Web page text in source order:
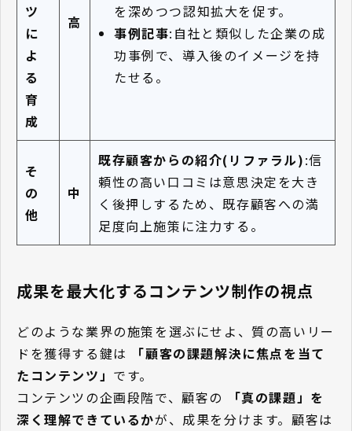
ツ
に
よ
る
育
成
高
を深めつつ認知拡大を促す。
事例記事:自社と類似した企業の成
功事例で、導入後のイメージを持
たせる。
そ
の
他
中
既存顧客からの紹介(リファラル):信
頼性の高い口コミは意思決定を大き
く後押しするため、既存顧客への満
足度向上施策に注力する。
成果を最大化するコンテンツ制作の視点
どのような業界の施策を選ぶにせよ、質の高いリー
ドを獲得する鍵は
「顧客の課題解決に焦点を当て
たコンテンツ」 です。
コンテンツの企画段階で、顧客の
「真の課題」を
深く理解できているかが、成果を分けます。顧客は